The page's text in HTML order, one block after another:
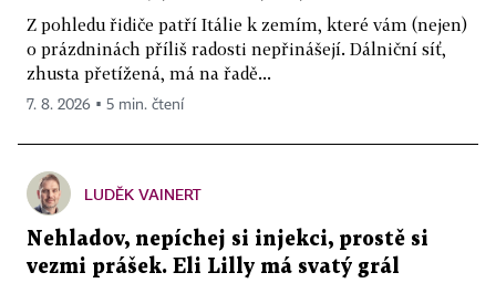
Z pohledu řidiče patří Itálie k zemím, které vám (nejen)
o prázdninách příliš radosti nepřinášejí. Dálniční síť,
zhusta přetížená, má na řadě...
7. 8. 2026 ▪ 5 min. čtení
LUDĚK VAINERT
Nehladov, nepíchej si injekci, prostě si
vezmi prášek. Eli Lilly má svatý grál